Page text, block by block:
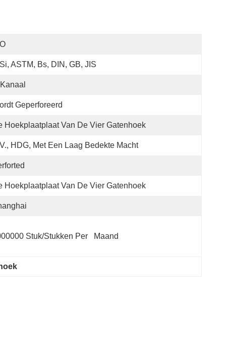
ASTM, Bs, DIN, GB, JIS
Geperforeerd
Hoekplaatplaat Van De Vier Gatenhoek
HDG, Met Een Laag Bedekte Macht
Hoekplaatplaat Van De Vier Gatenhoek
Stuk/Stukken Per   Maand